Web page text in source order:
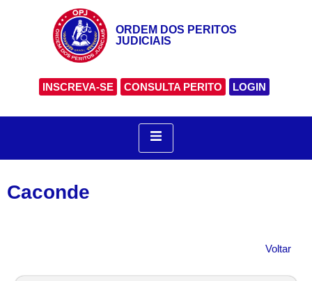
ORDEM DOS PERITOS
JUDICIAIS
INSCREVA-SE CONSULTA PERITO LOGIN
Caconde
Voltar